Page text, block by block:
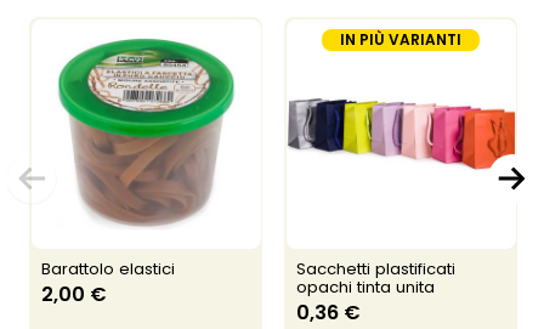
Barattolo elastici
2,00 €
IN PIÙ VARIANTI
Sacchetti plastificati
opachi tinta unita
0,36 €